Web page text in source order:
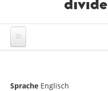
Sprache Englisch